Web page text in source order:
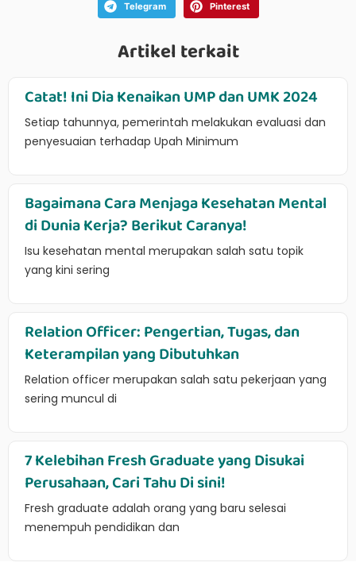
Telegram Pinterest
Artikel terkait
Catat! Ini Dia Kenaikan UMP dan UMK 2024
Setiap tahunnya, pemerintah melakukan evaluasi dan
penyesuaian terhadap Upah Minimum
Bagaimana Cara Menjaga Kesehatan Mental
di Dunia Kerja? Berikut Caranya!
Isu kesehatan mental merupakan salah satu topik
yang kini sering
Relation Officer: Pengertian, Tugas, dan
Keterampilan yang Dibutuhkan
Relation officer merupakan salah satu pekerjaan yang
sering muncul di
7 Kelebihan Fresh Graduate yang Disukai
Perusahaan, Cari Tahu Di sini!
Fresh graduate adalah orang yang baru selesai
menempuh pendidikan dan